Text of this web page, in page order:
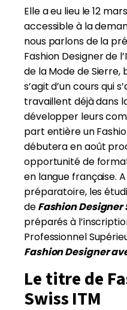
Elle a eu lieu le 12
accessible à la
nous parlons de la
Fashion Designer de
de la Mode de Sierre,
s’agit d’un cours qui
travaillent déjà dans
développer leurs
part entière un
débutera en août
opportunité de
en langue française.
préparatoire, les
deFashion Designer
préparés à
Professionnel
Fashion Designer
Le titre de
Swiss ITM